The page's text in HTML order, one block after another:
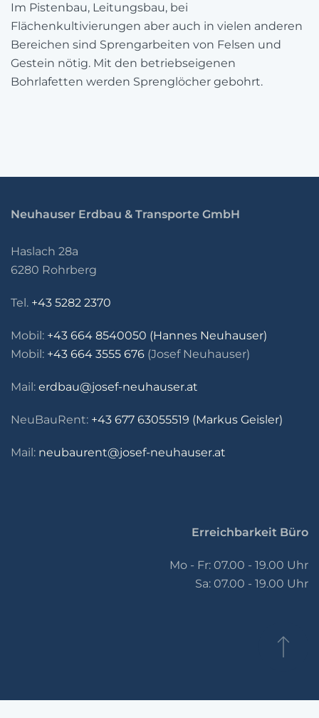
Im Pistenbau, Leitungsbau, bei
Flächenkultivierungen aber auch in vielen anderen
Bereichen sind Sprengarbeiten von Felsen und
Gestein nötig. Mit den betriebseigenen
Bohrlafetten werden Sprenglöcher gebohrt.
Neuhauser Erdbau & Transporte GmbH
Haslach 28a
6280 Rohrberg
Tel. +43 5282 2370
Mobil: +43 664 8540050 (Hannes Neuhauser)
Mobil: +43 664 3555 676 (Josef Neuhauser)
Mail: erdbau@josef-neuhauser.at
NeuBauRent: +43 677 63055519 (Markus Geisler)
Mail: neubaurent@josef-neuhauser.at
Erreichbarkeit Büro
Mo - Fr: 07.00 - 19.00 Uhr
Sa: 07.00 - 19.00 Uhr